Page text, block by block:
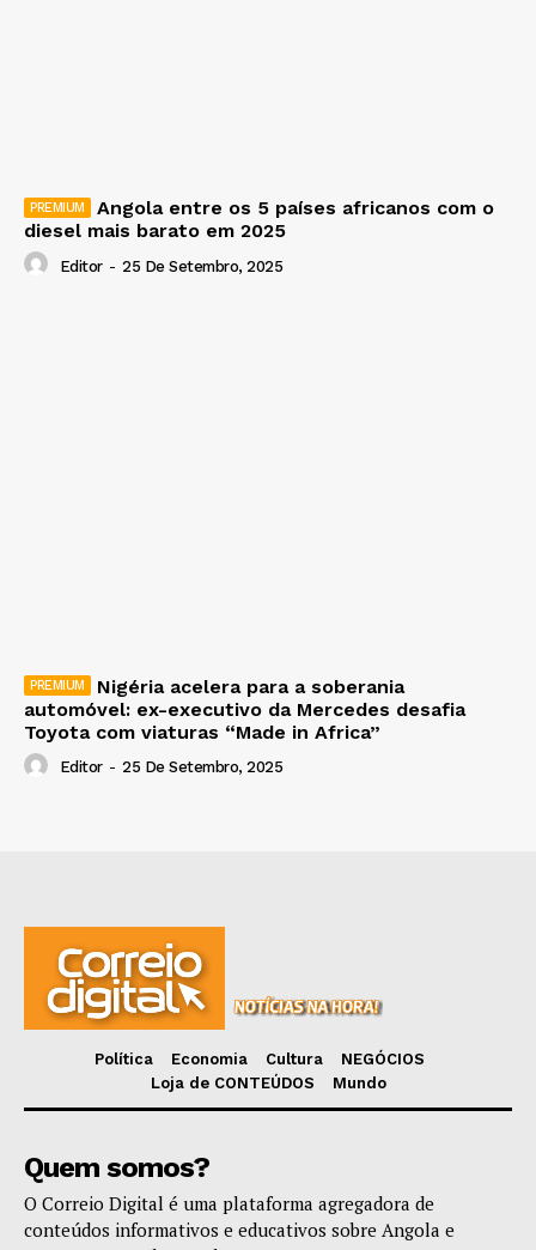
Angola entre os 5 países africanos com o
diesel mais barato em 2025
Editor - 25 De Setembro, 2025
Nigéria acelera para a soberania
automóvel: ex-executivo da Mercedes desafia
Toyota com viaturas “Made in Africa”
Editor - 25 De Setembro, 2025
Política Economia Cultura
NEGÓCIOS
Loja de CONTEÚDOS
Mundo
Quem somos?
O Correio Digital é uma plataforma agregadora de
conteúdos informativos e educativos sobre Angola e